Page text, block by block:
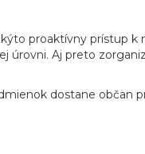
proaktívny prístup k
Aj preto
dostane občan